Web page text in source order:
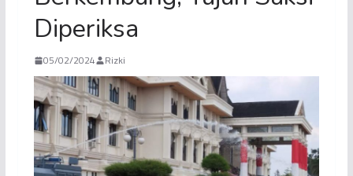
Diperiksa
05/02/2024 Rizki